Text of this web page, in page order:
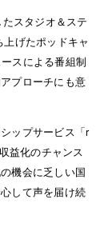
スタジオ＆ステ
スによる番組制
プローチにも意
ップサービス「r
機会に乏しい国
して声を届け続